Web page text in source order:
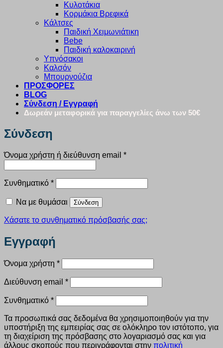
Κυλοτάκια
Κορμάκια Βρεφικά
Κάλτσες
Παιδική Χειμωνιάτικη
Bebe
Παιδική καλοκαιρινή
Υπνόσακοι
Καλσόν
Μπουρνούζια
ΠΡΟΣΦΟΡΕΣ
BLOG
Σύνδεση / Εγγραφή
Δωρεάν μεταφορικά για παραγγελίες άνω των 50€
Σύνδεση
Όνομα χρήστη ή διεύθυνση email *Απαιτείται
Συνθηματικό *Απαιτείται
Να με θυμάσαι Σύνδεση
Χάσατε το συνθηματικό πρόσβασής σας;
Εγγραφή
Όνομα χρήστη *Απαιτείται
Διεύθυνση email *Απαιτείται
Συνθηματικό *Απαιτείται
Τα προσωπικά σας δεδομένα θα χρησιμοποιηθούν για την
υποστήριξη της εμπειρίας σας σε ολόκληρο τον ιστότοπο, για
τη διαχείριση της πρόσβασης στο λογαριασμό σας και για
άλλους σκοπούς που περιγράφονται στην πολιτική